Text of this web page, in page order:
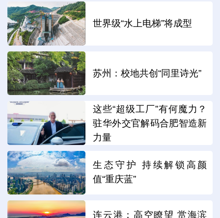
世界级“水上电梯”将成型
苏州：校地共创“同里诗光”
这些“超级工厂”有何魔力？
驻华外交官解码合肥智造新
力量
生态守护 持续解锁高颜
值“重庆蓝”
连云港：高空瞭望 赏海滨